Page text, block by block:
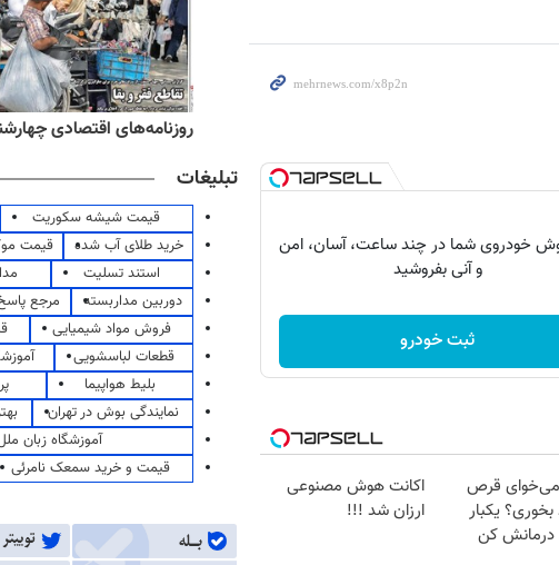
خودروی شما در چند ساعت، آسان، امن
و آنی بفروشید
ثبت خودرو
می‌خوای قرص
بخوری؟ یکبار
درمانش کن
اکانت هوش مصنوعی
ارزان شد !!!
روزنامه‌های ورزشی چهارشنبه ۱۴ مرداد
تبلیغات
قیمت شیشه سکوریت
خرید طلای آب شده
قیمت
استند تسلیت
دوربین مداربسته
مرجع
فروش مواد شیمیایی
قطعات لباسشویی
بلیط هواپیما
نمایندگی بوش در تهران
آموزشگاه زبان
قیمت و خرید سمعک نامرئی